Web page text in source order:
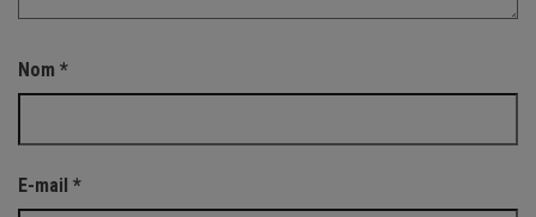
Nom *
E-mail *